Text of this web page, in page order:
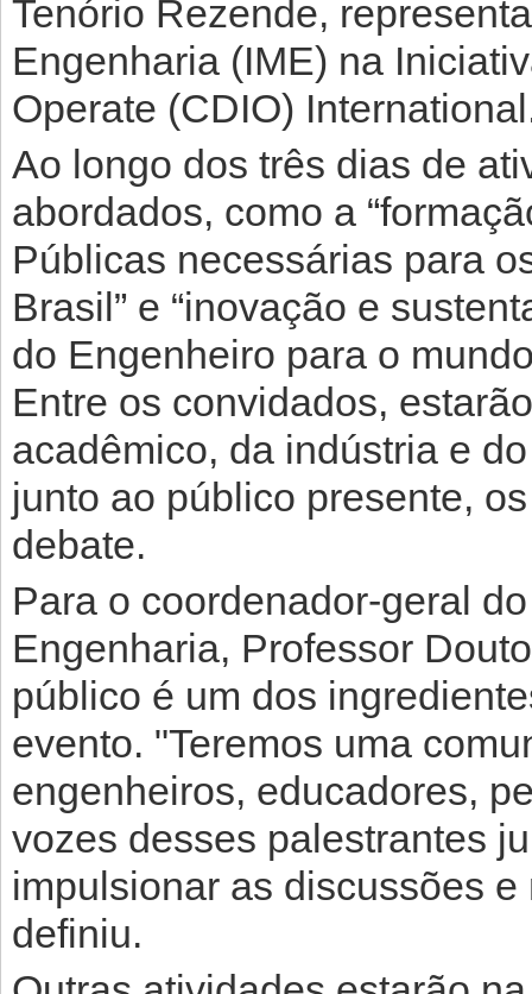
Tenório Rezende,
Engenharia (IME) na
Operate (CDIO)
Ao longo dos três dias de
abordados, como a
Públicas necessárias para
Brasil” e “inovação e
do Engenheiro para o
Entre os convidados,
acadêmico, da indústria e
junto ao público presente,
debate.
Para o coordenador-geral
Engenharia, Professor
público é um dos
evento. "Teremos uma
engenheiros, educadores,
vozes desses palestrantes
impulsionar as discussões
definiu.